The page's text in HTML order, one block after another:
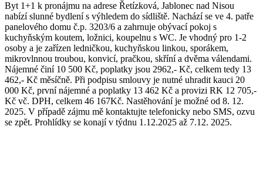
Byt 1+1 k pronájmu na adrese Řetízková, Jablonec nad Nisou
nabízí slunné bydlení s výhledem do sídliště. Nachází se ve 4. patře
panelového domu č.p. 3203/6 a zahrnuje obývací pokoj s
kuchyňským koutem, ložnici, koupelnu s WC. Je vhodný pro 1-2
osoby a je zařízen ledničkou, kuchyňskou linkou, sporákem,
mikrovlnnou troubou, konvicí, pračkou, skříní a dvěma válendami.
Nájemné činí 10 500 Kč, poplatky jsou 2962,- Kč, celkem tedy 13
462,- Kč měsíčně. Při podpisu smlouvy je nutné uhradit kauci 20
000 Kč, první nájemné a poplatky 13 462 Kč a provizi RK 12 705,-
Kč vč. DPH, celkem 46 167Kč. Nastěhování je možné od 8. 12.
2025. V případě zájmu mě kontaktujte telefonicky nebo SMS, ozvu
se zpět. Prohlídky se konají v týdnu 1.12.2025 až 7.12. 2025.